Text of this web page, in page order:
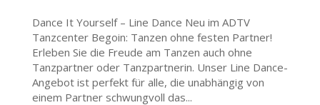
Dance It Yourself – Line Dance Neu im ADTV
Tanzcenter Begoin: Tanzen ohne festen Partner!
Erleben Sie die Freude am Tanzen auch ohne
Tanzpartner oder Tanzpartnerin. Unser Line Dance-
Angebot ist perfekt für alle, die unabhängig von
einem Partner schwungvoll das...